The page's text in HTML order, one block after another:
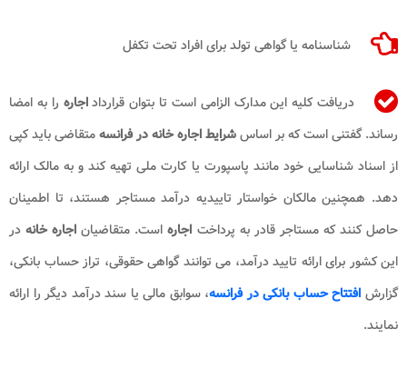
شناسنامه یا گواهی تولد برای افراد تحت تکفل
دریافت کلیه این مدارک الزامی است تا بتوان قرارداداجاره را به امضا
رساند. گفتنی است که بر اساسشرایط اجاره خانه در فرانسهمتقاضی باید کپی
از اسناد شناسایی خود مانند پاسپورت یا کارت ملی تهیه کند و به مالک ارائه
دهد. همچنین مالکان خواستار تاییدیه درآمد مستاجر هستند، تا اطمینان
حاصل کنند که مستاجر قادر به پرداخت اجاره است. متقاضیاناجاره خانه در
این کشور برای ارائه تایید درآمد، می توانند گواهی حقوقی، تراز حساب بانکی،
گزارش افتتاح حساب بانکی در فرانسه، سوابق مالی یا سند درآمد دیگر را ارائه
نمایند.